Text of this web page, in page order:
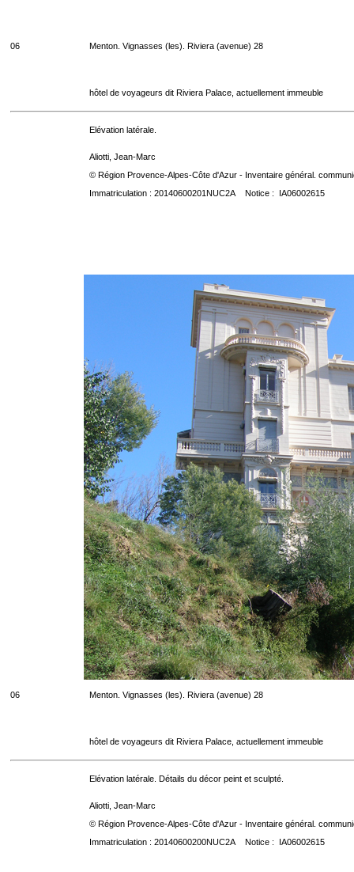
06 Menton. Vignasses (les). Riviera (avenue) 28
hôtel de voyageurs dit Riviera Palace, actuellement immeuble
Elévation latérale.
Aliotti, Jean-Marc
© Région Provence-Alpes-Côte d'Azur - Inventaire général.
Immatriculation : 20140600201NUC2A Notice : IA06002615
06 Menton. Vignasses (les). Riviera (avenue) 28
hôtel de voyageurs dit Riviera Palace, actuellement immeuble
Elévation latérale. Détails du décor peint et sculpté.
Aliotti, Jean-Marc
© Région Provence-Alpes-Côte d'Azur - Inventaire général.
Immatriculation : 20140600200NUC2A Notice : IA06002615